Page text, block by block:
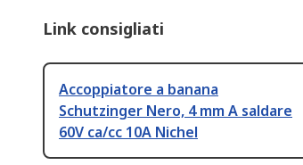
Link consigliati
Accoppiatore a banana
Schutzinger Nero, 4 mm A saldare
60V ca/cc 10A Nichel